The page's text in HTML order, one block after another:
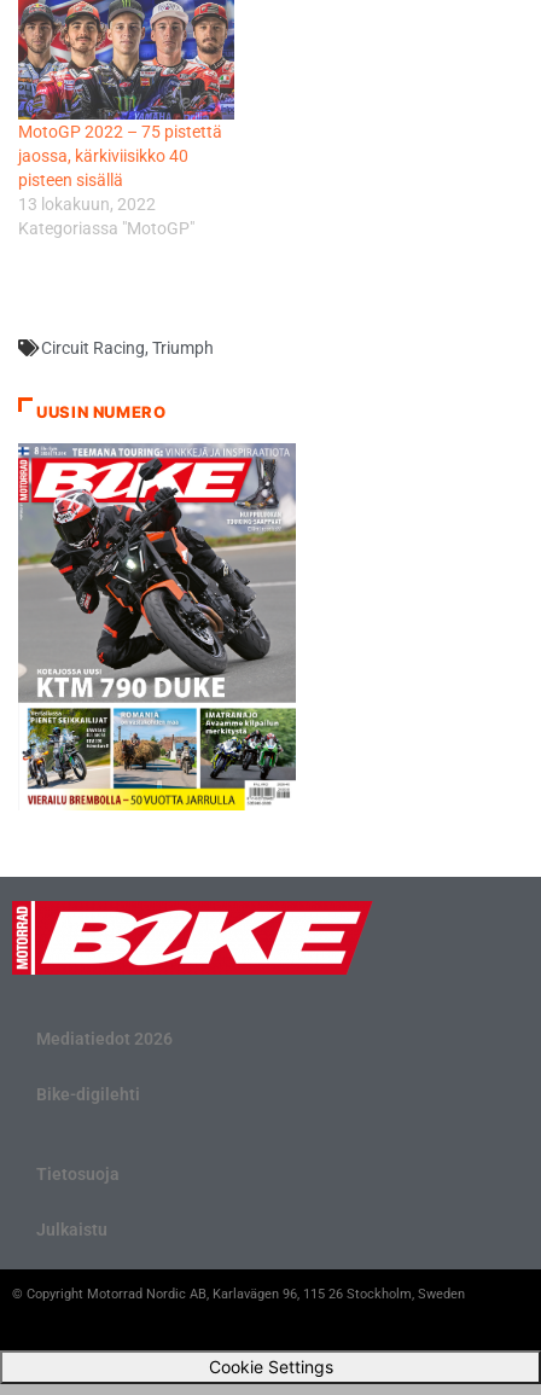
Australian osakilpailua
luottavaisin mielin edellisen,
Estorilissa ajetun kilpailun
vahvojen suoritusten
saattelemana. Estorilin
tapaan Phillip Islandin rata
on tunnettu nopeista
sääolojen vaihteluista ja
ajoittain tuulisista
olosuhteista,…
MotoGP 2022 – 75 pistettä
jaossa, kärkiviisikko 40
pisteen sisällä
13 lokakuun, 2022
Kategoriassa "MotoGP"
Circuit Racing, Triumph
UUSIN NUMERO
Mediatiedot 2026
Bike-digilehti
Tietosuoja
Julkaistu
© Copyright Motorrad Nordic AB, Karlavägen 96, 115 26 Stockholm, Sweden
Cookie Settings